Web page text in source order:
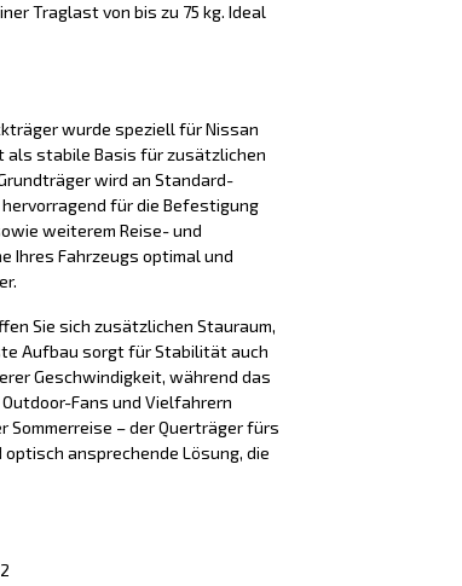
Traglast von bis zu 75 kg. Ideal
wurde speziell für Nissan
als stabile Basis für zusätzlichen
wird an Standard-
für die Befestigung
weiterem Reise- und
Ihres Fahrzeugs optimal und
Sie sich zusätzlichen Stauraum,
Aufbau sorgt für Stabilität auch
Geschwindigkeit, während das
Fans und Vielfahrern
Sommerreise – der Querträger fürs
ansprechende Lösung, die